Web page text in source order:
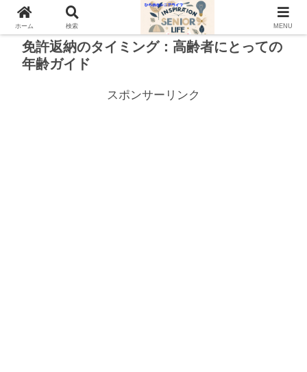
免許返納のタイミング：高齢者にとっての
年齢ガイド
スポンサーリンク
ホーム 検索 MENU